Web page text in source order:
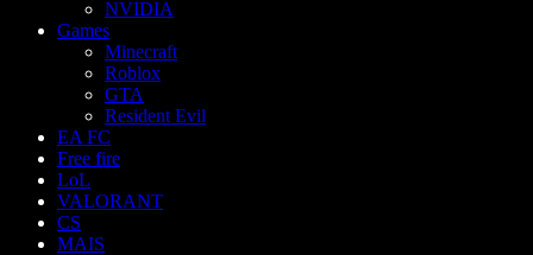
NVIDIA
Games
Minecraft
Roblox
GTA
Resident Evil
EA FC
Free fire
LoL
VALORANT
CS
MAIS